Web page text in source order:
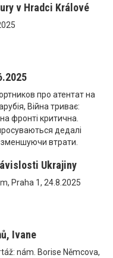
v Hradci Králové
про атентат на
Війна триває:
фронті критична.
дедалі
втрати.
Ukrajiny
Praha 1, 24.8.2025
Ivane
nám. Borise Němcova,